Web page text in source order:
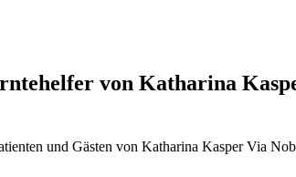
von Katharina
und Gästen von Katharina Kasper Via